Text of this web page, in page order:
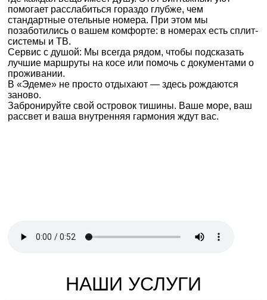
помогает расслабиться гораздо глубже, чем
стандартные отельные номера. При этом мы
позаботились о вашем комфорте: в номерах есть сплит-
системы и ТВ.
Сервис с душой: Мы всегда рядом, чтобы подсказать
лучшие маршруты на косе или помочь с документами о
проживании.
В «Эдеме» не просто отдыхают — здесь рождаются
заново.
Забронируйте свой островок тишины. Ваше море, ваш
рассвет и ваша внутренняя гармония ждут вас.
НАШИ УСЛУГИ